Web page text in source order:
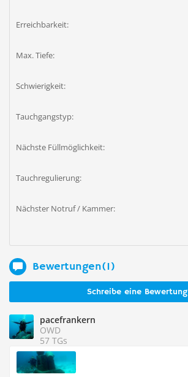
Erreichbarkeit:
Max. Tiefe:
Schwierigkeit:
Tauchgangstyp:
Nächste Füllmöglichkeit:
Tauchregulierung:
Nächster Notruf / Kammer:
Bewertungen(1)
Schreibe eine Bewertung
pacefrankern
OWD
57 TGs